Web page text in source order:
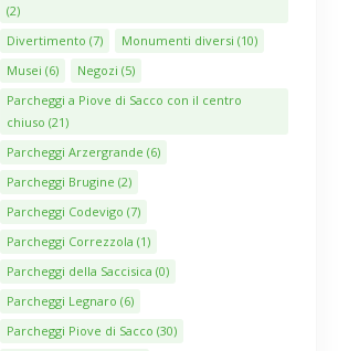
(2)
Divertimento (7) Monumenti diversi (10)
Musei (6) Negozi (5)
Parcheggi a Piove di Sacco con il centro
chiuso (21)
Parcheggi Arzergrande (6)
Parcheggi Brugine (2)
Parcheggi Codevigo (7)
Parcheggi Correzzola (1)
Parcheggi della Saccisica (0)
Parcheggi Legnaro (6)
Parcheggi Piove di Sacco (30)